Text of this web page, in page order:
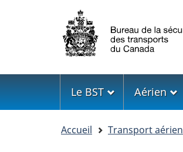
Sélection
de
la
langue
Menu
Le BST Aérien
Accueil Transport aérien